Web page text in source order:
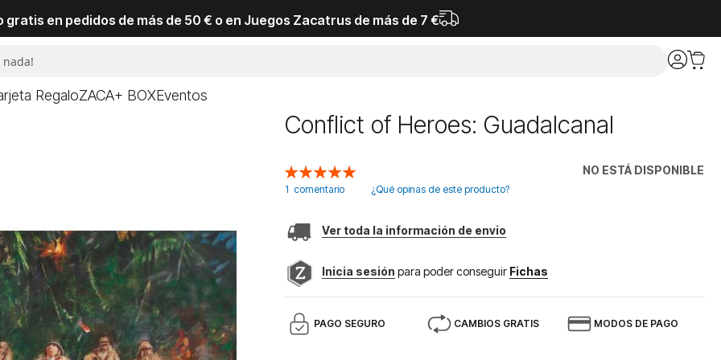
gratis en pedidos de más de 50 € o en Juegos Zacatrus de más de 7 €
RegaloZACA+ BOXEventos
Conflict of Heroes: Guadalcanal
NO ESTÁ DISPONIBLE
Valoración:
100
% of100
1 comentario ¿Qué opinas de este producto?
Ver toda la información de envio
Inicia sesión para poder conseguir Fichas
PAGO SEGURO CAMBIOS GRATIS MODOS DE PAGO